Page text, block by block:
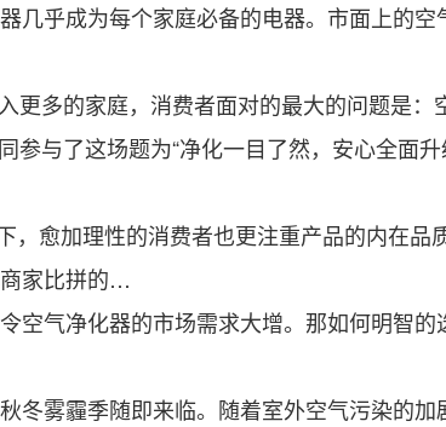
乎成为每个家庭必备的电器。市面上的空
多的家庭，消费者面对的最大的问题是
了这场题为“净化一目了然，安心全面升
愈加理性的消费者也更注重产品的内在品
家比拼的…
气净化器的市场需求大增。那如何明智的
雾霾季随即来临。随着室外空气污染的